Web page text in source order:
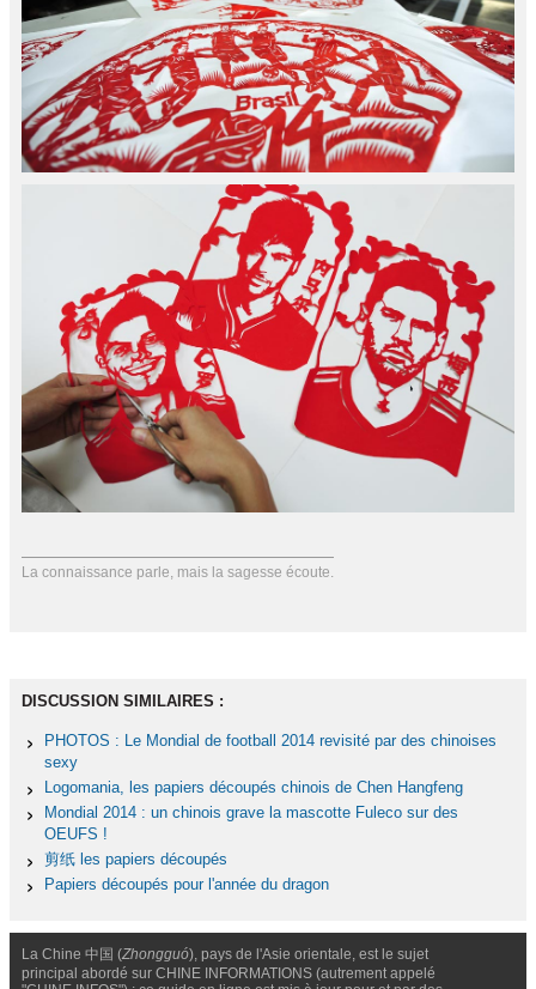
La connaissance parle, mais la sagesse écoute.
DISCUSSION SIMILAIRES :
PHOTOS : Le Mondial de football 2014 revisité par des chinoises
sexy
Logomania, les papiers découpés chinois de Chen Hangfeng
Mondial 2014 : un chinois grave la mascotte Fuleco sur des
OEUFS !
剪纸 les papiers découpés
Papiers découpés pour l'année du dragon
La Chine 中国 (Zhongguó), pays de l'Asie orientale, est le sujet
principal abordé sur CHINE INFORMATIONS (autrement appelé